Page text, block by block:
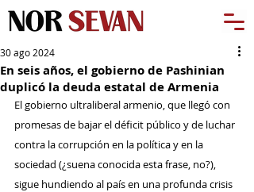
En seis años, el gobierno de Pashinian
duplicó la deuda estatal de Armenia
30 ago 2024
El gobierno ultraliberal armenio, que llegó con
promesas de bajar el déficit público y de luchar
contra la corrupción en la política y en la
sociedad (¿suena conocida esta frase, no?),
sigue hundiendo al país en una profunda crisis